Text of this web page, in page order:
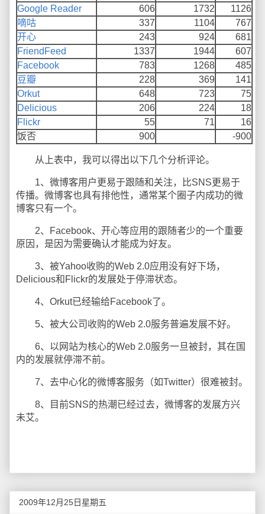
Google Reader
606 1732
1126
嘀咕
337 1104
767
开心
243 924
681
FriendFeed
1337 1944
607
Facebook
783 1268
485
豆瓣
228 369
141
Orkut
648 723
75
Delicious
206 224
18
Flickr
55 71
16
饭否
900 -900
从上表中，我可以得出以下几个分析评论。
1、微博客用户更易于跟随和关注，比SNS更易于
传播。微博客也具有排他性，通常某个圈子内成功的微
博客只有一个。
2、Facebook、开心等应用的跟随者少的一个重要
原因，是因为需要确认才能成为好友。
3、被Yahoo收购的Web 2.0应用没有好下场，
Delicious和Flickr的发展处于停滞状态。
4、Orkut已经输给Facebook了。
5、被大公司收购的Web 2.0服务普遍发展不好。
6、以网站为核心的Web 2.0服务一旦被封，其在国
内的发展就停滞不前。
7、去中心化的微博客服务（如Twitter）很难被封。
8、目前SNS的热潮已经过去，微博客的发展方兴
未艾。
2009年12月25日星期五